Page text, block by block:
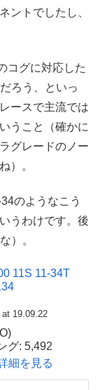
ントでしたし、
コグに対応した
ろう、といっ
ースで主流では
うこと（確かに
グレードのノー
）。
のようなこう
うわけです。後
）。
11S 11-34T
at 19.09.22
グ: 5,492
細を見る